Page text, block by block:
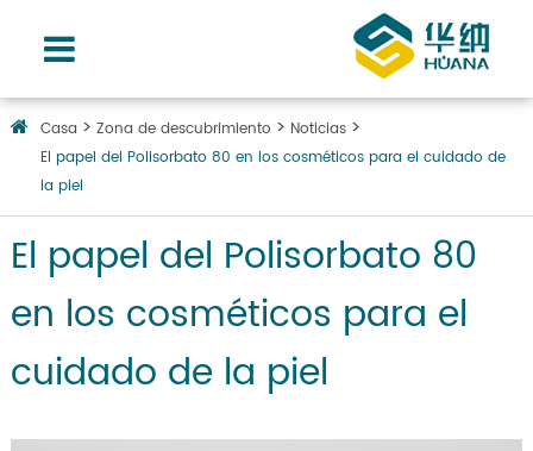
Casa Zona de descubrimiento
Noticias
El papel del Polisorbato 80 en los cosméticos para el cuidado de
la piel
El papel del Polisorbato 80
en los cosméticos para el
cuidado de la piel